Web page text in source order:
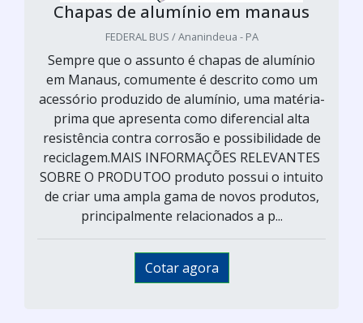
Chapas de alumínio em manaus
FEDERAL BUS / Ananindeua - PA
Sempre que o assunto é chapas de alumínio
em Manaus, comumente é descrito como um
acessório produzido de alumínio, uma matéria-
prima que apresenta como diferencial alta
resistência contra corrosão e possibilidade de
reciclagem.MAIS INFORMAÇÕES RELEVANTES
SOBRE O PRODUTOO produto possui o intuito
de criar uma ampla gama de novos produtos,
principalmente relacionados a p...
Cotar agora